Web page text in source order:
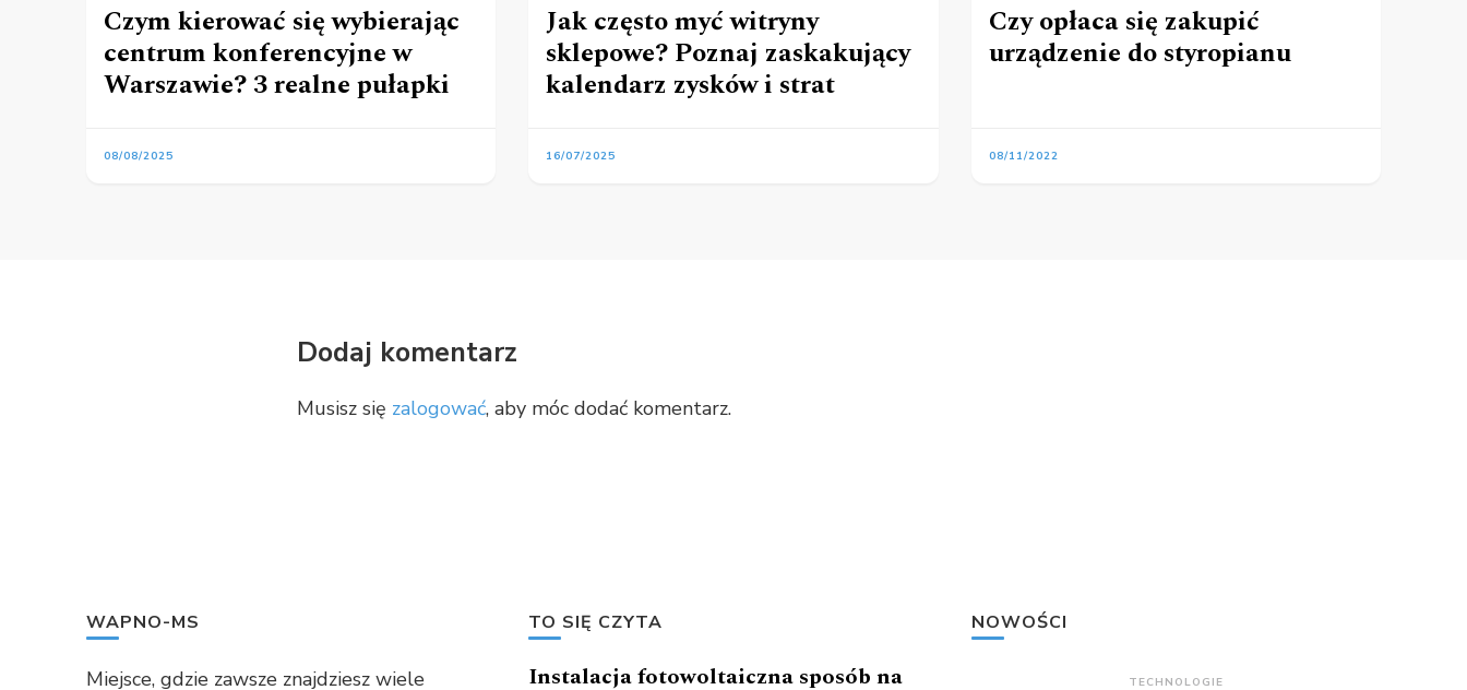
Czym kierować się wybierając
centrum konferencyjne w
Warszawie? 3 realne pułapki
08/08/2025
Jak często myć witryny
sklepowe? Poznaj zaskakujący
kalendarz zysków i strat
16/07/2025
Czy opłaca się zakupić
urządzenie do styropianu
08/11/2022
Dodaj komentarz
Musisz się zalogować, aby móc dodać komentarz.
WAPNO-MS
Miejsce, gdzie zawsze znajdziesz wiele
TO SIĘ CZYTA
Instalacja fotowoltaiczna sposób na
NOWOŚCI
TECHNOLOGIE